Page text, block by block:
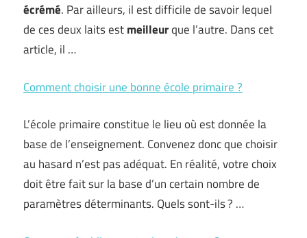
écrémé. Par ailleurs, il est difficile de savoir lequel
de ces deux laits estmeilleurque l’autre. Dans cet
article, il …
Comment choisir une bonne école primaire ?
L’école primaire constitue le lieu où est donnée la
base de l’enseignement. Convenez donc que choisir
au hasard n’est pas adéquat. En réalité, votre choix
doit être fait sur la base d’un certain nombre de
paramètres déterminants. Quels sont-ils ? …